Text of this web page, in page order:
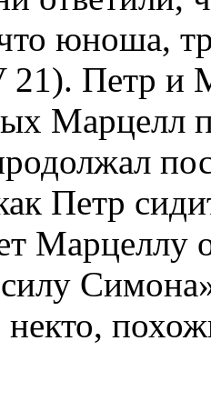
юноша,
21). Петр и
Марцелл
Петр
Марцеллу